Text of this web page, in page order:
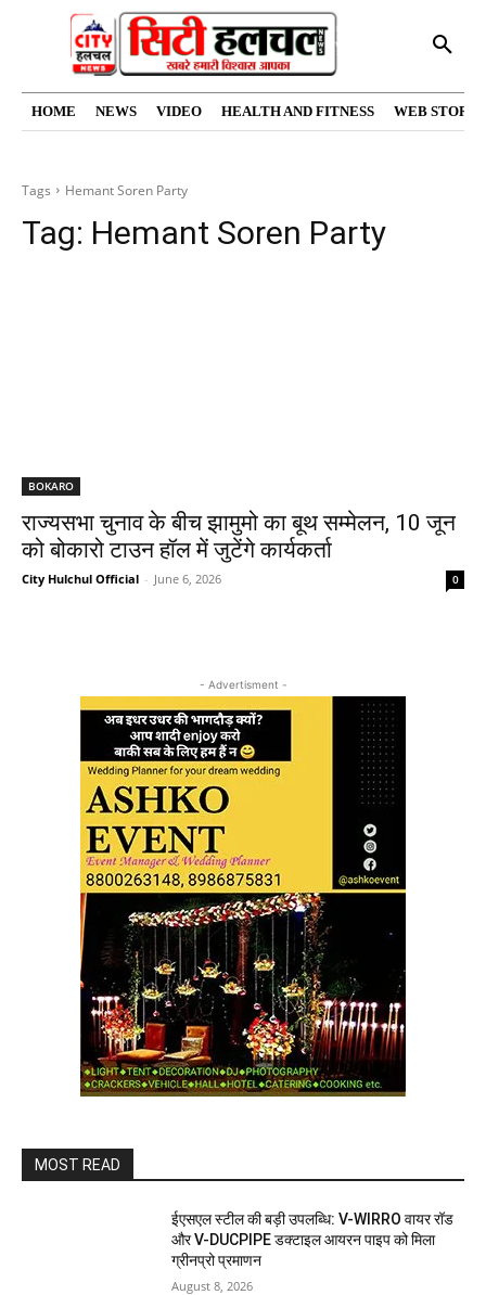
HOME NEWS VIDEO HEALTH AND FITNESS WEB
Tags Hemant Soren Party
Tag: Hemant Soren Party
BOKARO
राज्यसभा चुनाव के बीच झामुमो का बूथ सम्मेलन, 10 जून
को बोकारो टाउन हॉल में जुटेंगे कार्यकर्ता
City Hulchul Official - June 6, 2026 0
- Advertisment -
MOST READ
ईएसएल स्टील की बड़ी उपलब्धि: V-WIRRO वायर रॉड
और V-DUCPIPE डक्टाइल आयरन पाइप को मिला
ग्रीनप्रो प्रमाणन
August 8, 2026